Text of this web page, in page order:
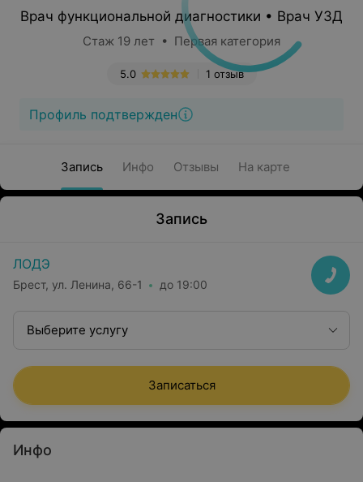
Врач функциональной диагностики • Врач УЗД
Стаж 19 лет • Первая категория
1 отзыв
5.0
Профиль подтвержден
Запись Инфо Отзывы На карте
Запись
ЛОДЭ
Брест, ул. Ленина, 66-1 до 19:00
Выберите услугу
Записаться
Инфо